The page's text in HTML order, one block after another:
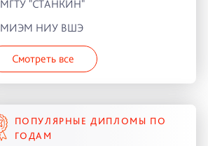
МГТУ "СТАНКИН"
МИЭМ НИУ ВШЭ
Смотреть все
ПОПУЛЯРНЫЕ ДИПЛОМЫ ПО
ГОДАМ